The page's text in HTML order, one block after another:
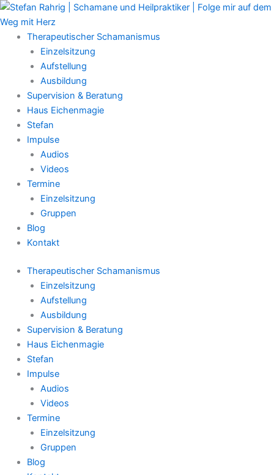
Zum
Inhalt
springenTherapeutischer Schamanismus
Einzelsitzung
Aufstellung
Ausbildung
Supervision & Beratung
Haus Eichenmagie
Stefan
Impulse
Audios
Videos
Termine
Einzelsitzung
Gruppen
Blog
Kontakt
Therapeutischer Schamanismus
Einzelsitzung
Aufstellung
Ausbildung
Supervision & Beratung
Haus Eichenmagie
Stefan
Impulse
Audios
Videos
Termine
Einzelsitzung
Gruppen
Blog
Main
Menu